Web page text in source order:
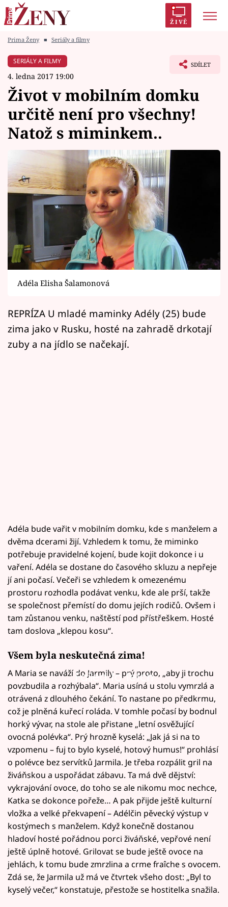
ŽIVĚ
Módní alarm
Témata
Celebrity
Vztahy
Seriály
Horoskopy
Sledujte prima+
Filmový festival Karlovy Vary
Pořady
Mámy sobě
Prima Ženy ■ Seriály a filmy
SERIÁLY A FILMY
4. ledna 2017 19:00
SDÍLET
Život v mobilním domku
určitě není pro všechny!
Natož s miminkem..
Adéla Elisha Šalamonová
REPRÍZA U mladé maminky Adély (25) bude
zima jako v Rusku, hosté na zahradě drkotají
zuby a na jídlo se načekají.
Adéla bude vařit v mobilním domku, kde s manželem a
dvěma dcerami žijí. Vzhledem k tomu, že miminko
potřebuje pravidelné kojení, bude kojit dokonce i u
vaření. Adéla se dostane do časového skluzu a nepřeje
jí ani počasí. Večeři se vzhledem k omezenému
prostoru rozhodla podávat venku, kde ale prší, takže
se společnost přemístí do domu jejích rodičů. Ovšem i
tam zůstanou venku, naštěstí pod přístřeškem. Hosté
tam doslova „klepou kosu“.
Všem byla neskutečná zima!
Failed to fetch
A Maria se naváží do Jarmily – prý proto, „aby ji trochu
povzbudila a rozhýbala“. Maria usíná u stolu vymrzlá a
otrávená z dlouhého čekání. To nastane po předkrmu,
což je plněná kuřecí roláda. V tomhle počasí by bodnul
horký vývar, na stole ale přistane „letní osvěžující
ovocná polévka“. Prý hrozně kyselá: „Jak já si na to
vzpomenu – fuj to bylo kyselé, hotový humus!“ prohlásí
o polévce bez servítků Jarmila. Je třeba rozpálit gril na
živáňskou a uspořádat zábavu. Ta má dvě dějství:
vykrajování ovoce, do toho se ale nikomu moc nechce,
Katka se dokonce pořeže… A pak přijde ještě kulturní
vložka a velké překvapení – Adélčin pěvecký výstup v
kostýmech s manželem. Když konečně dostanou
hladoví hosté pořádnou porci živáňské, vepřové není
ještě úplně hotové. Grilovat se bude ještě ovoce na
jehlách, k tomu bude zmrzlina a crme fraîche s ovocem.
Zdá se, že Jarmila už má ve čtvrtek všeho dost: „Byl to
kyselý večer,“ konstatuje, přestože se hostitelka snažila.